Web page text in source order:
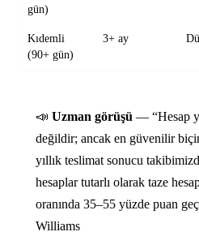
gün)
Kıdemli
(90+ gün)
3+ ay
📣 Uzman görüşü — “Hesap
değildir; ancak en güvenilir
yıllık teslimat sonucu
hesaplar tutarlı olarak taze
oranında 35–55 yüzde puan
Williams